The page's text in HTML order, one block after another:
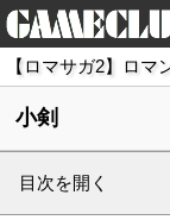
【ロマサガ2】ロ
小剣
目次を開く